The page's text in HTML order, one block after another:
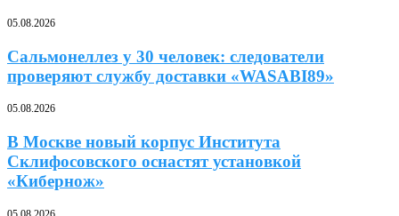
05.08.2026
Сальмонеллез у 30 человек: следователи
проверяют службу доставки «WASABI89»
05.08.2026
В Москве новый корпус Института
Склифосовского оснастят установкой
«Кибернож»